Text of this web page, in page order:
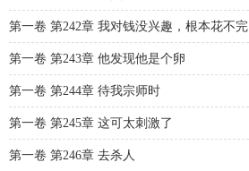
第一卷 第242章 我对钱没兴趣，根本花不完
第一卷 第243章 他发现他是个卵
第一卷 第244章 待我宗师时
第一卷 第245章 这可太刺激了
第一卷 第246章 去杀人